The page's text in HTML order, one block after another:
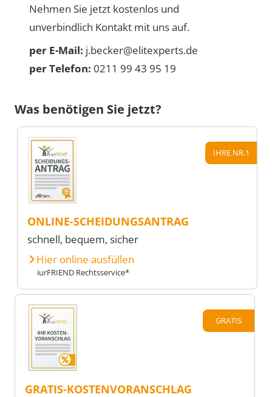
Nehmen Sie jetzt kostenlos und
unverbindlich Kontakt mit uns auf.
per E-Mail: j.becker@elitexperts.de
per Telefon: 0211 99 43 95 19
Was benötigen Sie jetzt?
IHRE NR.1
ONLINE-SCHEIDUNGSANTRAG
schnell, bequem, sicher
Hier online ausfüllen
iurFRIEND Rechtsservice*
GRATIS
GRATIS-KOSTENVORANSCHLAG